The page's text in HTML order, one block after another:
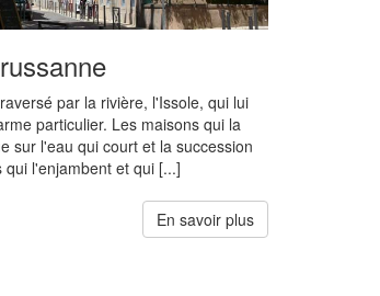
par la rivière, l'Issole, qui lui
particulier. Les maisons qui la
sur l'eau qui court et la succession
qui l'enjambent et qui [...]
En savoir plus